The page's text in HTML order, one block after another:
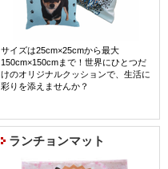
サイズは25cm×25cmから最大
150cm×150cmまで！世界にひとつだ
けのオリジナルクッションで、生活に
彩りを添えませんか？
詳細はコチラ
ランチョンマット